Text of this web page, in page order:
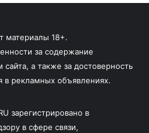
материалы 18+.
за содержание
а также за достоверность
рекламных объявлениях.
зарегистрировано в
в сфере связи,